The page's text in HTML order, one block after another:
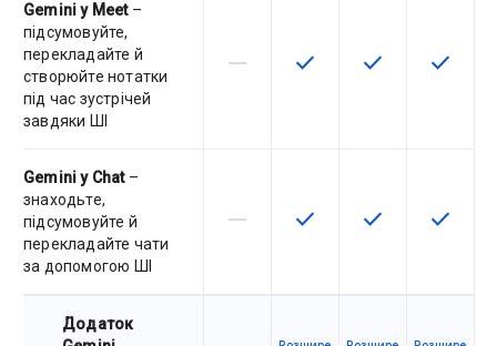
Gemini у Meet–
підсумовуйте,
перекладайте й
створюйте нотатки
під час зустрічей
завдяки ШІ
Артикул не підтримує цю
horizontal_rule Ця функція доступна
check Ця функція
check Ця
check
Gemini у Chat–
знаходьте,
підсумовуйте й
перекладайте чати
за допомогою ШІ
Артикул не підтримує цю
horizontal_rule Ця функція доступна
check Ця функція
check Ця
check
Додаток